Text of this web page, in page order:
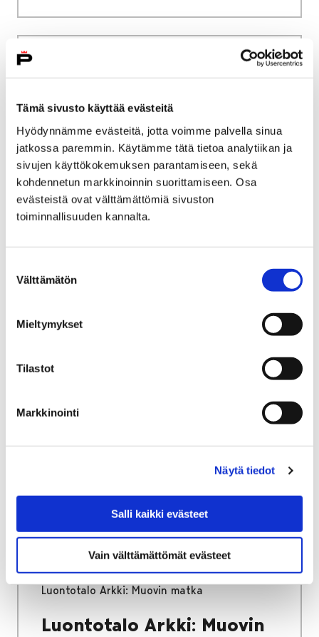
Tämä sivusto käyttää evästeitä
Hyödynnämme evästeitä, jotta voimme palvella sinua
jatkossa paremmin. Käytämme tätä tietoa analytiikan ja
sivujen käyttökokemuksen parantamiseen, sekä
kohdennetun markkinoinnin suorittamiseen. Osa
evästeistä ovat välttämättömiä sivuston
toiminnallisuuden kannalta.
valinta
Välttämätön
Mieltymykset
Tilastot
Markkinointi
Näytä tiedot
Salli kaikki evästeet
Vain välttämättömät evästeet
Teollisuustyön jäljillä
Etusivu
Museo verkossa
Puuvillan suunnittelijat
Etusivu
Museon lausunnot Merikarvia
Museon lausunnot
Etusivu
Museo verkossa
Luontotalo Arkki: Muovin matka
Luontotalo Arkki: Muovin